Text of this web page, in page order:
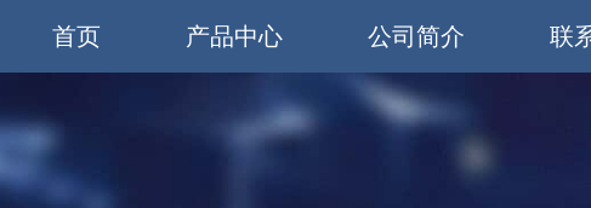
首页 产品中心 公司简介 联